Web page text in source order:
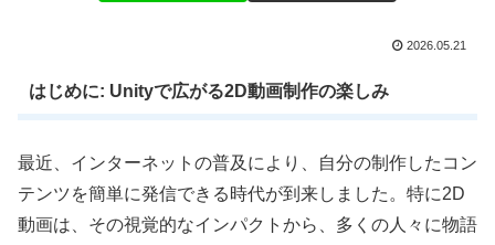
2026.05.21
はじめに: Unityで広がる2D動画制作の楽しみ
最近、インターネットの普及により、自分の制作したコン
テンツを簡単に発信できる時代が到来しました。特に2D
動画は、その視覚的なインパクトから、多くの人々に物語